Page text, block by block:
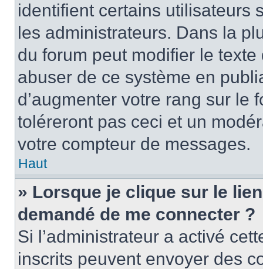
identifient certains utilisateurs
les administrateurs. Dans la
du forum peut modifier le
abuser de ce système en
d’augmenter votre rang sur le
toléreront pas ceci et un
votre compteur de messages.
Haut
» Lorsque je clique sur le
demandé de me connecter ?
Si l’administrateur a activé
inscrits peuvent envoyer des